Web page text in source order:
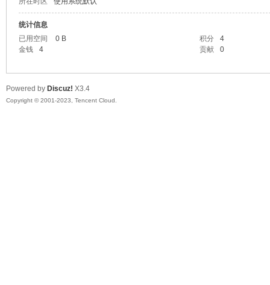
统计信息
已用空间
0 B 积分
4
金钱
4 贡献 0
Powered by Discuz! X3.4
Copyright © 2001-2023, Tencent Cloud.